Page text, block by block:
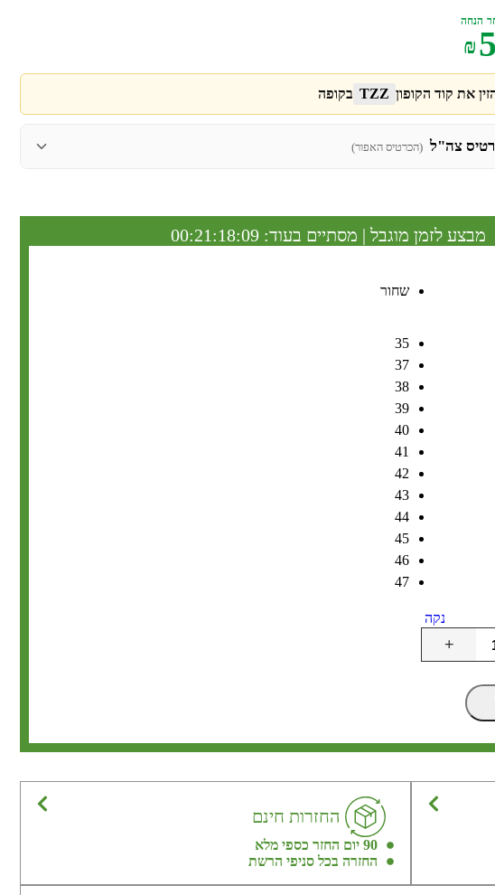
הנחה
₪
את קוד הקופון TZZ בקופה
צה"ל (הכרטיס האפור)
מבצע לזמן מוגבל | מסתיים בעוד: 00:21:18:08
שחור
35
37
38
39
40
41
42
43
44
45
46
47
נקה
+
החזרות חינם
90 יום החזר כספי מלא
החזרה בכל סניפי הרשת